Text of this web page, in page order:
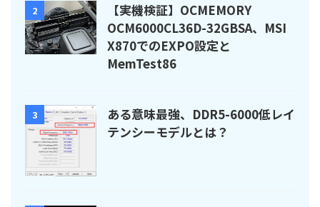
2
【実機検証】OCMEMORY
OCM6000CL36D-32GBSA、MSI
X870でのEXPO設定と
MemTest86
3
ある意味最強、DDR5-6000低レイ
テンシーモデルとは？